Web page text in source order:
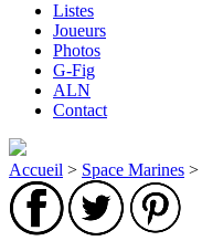
Listes
Joueurs
Photos
G-Fig
ALN
Contact
Accueil > Space Marines >